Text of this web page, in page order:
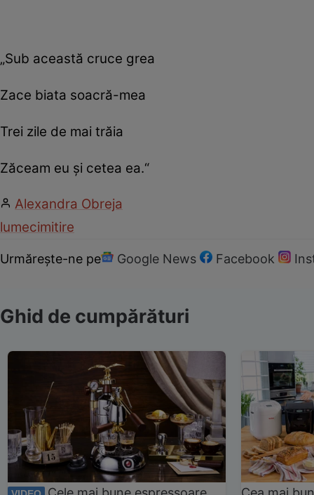
„Sub această cruce grea
Zace biata soacră-mea
Trei zile de mai trăia
Zăceam eu şi cetea ea.“
Alexandra Obreja
lumecimitire
Urmărește-ne pe Google News Facebook
Ghid de cumpărături